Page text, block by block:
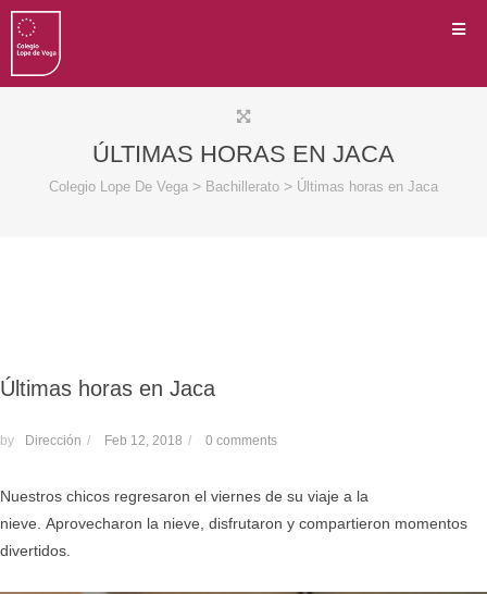
ÚLTIMAS HORAS EN JACA
Colegio Lope De Vega > Bachillerato > Últimas horas en Jaca
Últimas horas en Jaca
by Dirección / Feb 12, 2018 / 0 comments
Nuestros chicos regresaron el viernes de su viaje a la
nieve. Aprovecharon la nieve, disfrutaron y compartieron momentos
divertidos.